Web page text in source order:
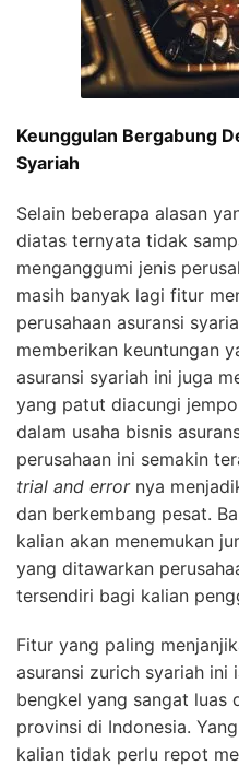
Keunggulan Bergabung
Syariah
Selain beberapa alasan
diatas ternyata tidak
menganggumi jenis
masih banyak lagi fitur
perusahaan asuransi
memberikan keuntungan
asuransi syariah ini juga
yang patut diacungi
dalam usaha bisnis
perusahaan ini semakin
trial and error nya
dan berkembang pesat.
kalian akan menemukan
yang ditawarkan
tersendiri bagi kalian
Fitur yang paling
asuransi zurich syariah ini
bengkel yang sangat luas
provinsi di Indonesia.
kalian tidak perlu repot